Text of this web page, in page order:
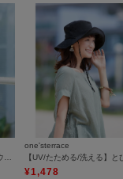
one'sterrace
¥1,478